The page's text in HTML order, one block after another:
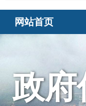
网站首页
政府